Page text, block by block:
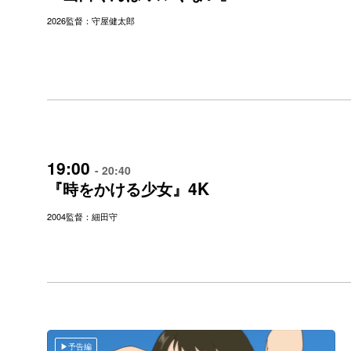
2026監督：守屋健太郎
19:00 - 20:40
『時をかける少女』 4K
2004監督：細田守
予告編